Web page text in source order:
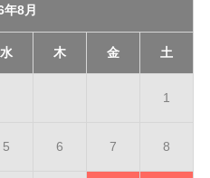
年8月
水 木 金 土
1
5 6 7 8